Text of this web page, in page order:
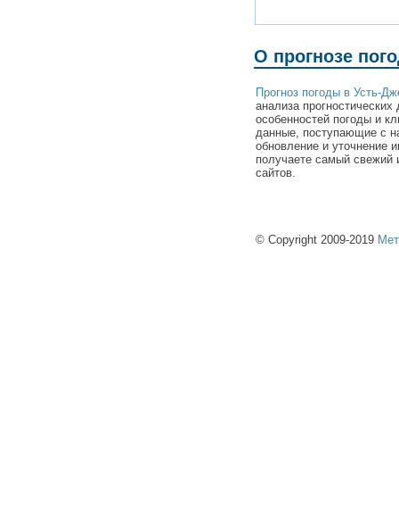
О прогнозе
Прогноз погоды в Усть-
анализа
особенностей погоды и
данные, поступающие с
обновление и уточнение
получаете самый свежий
сайтов.
© Copyright 2009-2019